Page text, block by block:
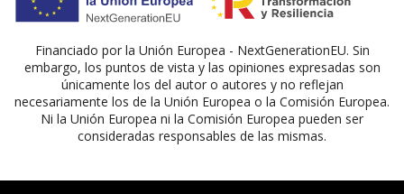
Financiado por la Unión Europea - NextGenerationEU. Sin
embargo, los puntos de vista y las opiniones expresadas son
únicamente los del autor o autores y no reflejan
necesariamente los de la Unión Europea o la Comisión Europea.
Ni la Unión Europea ni la Comisión Europea pueden ser
consideradas responsables de las mismas.